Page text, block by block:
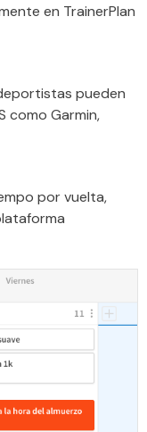
en TrainerPlan
pueden
como Garmin,
por vuelta,